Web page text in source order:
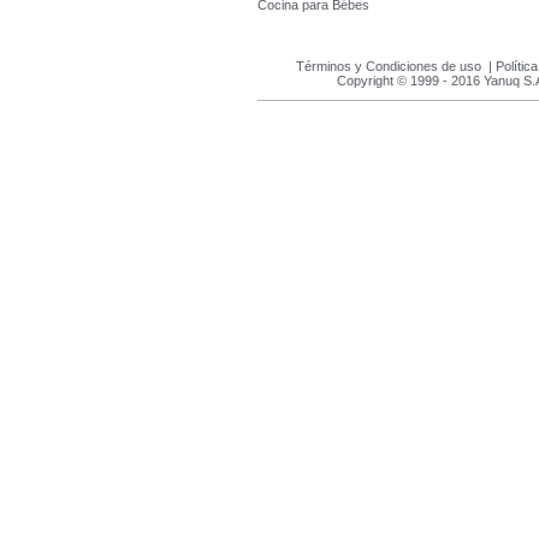
Cocina para Bébes
Términos y Condiciones de uso |
Copyright © 1999 - 2016 Yanuq